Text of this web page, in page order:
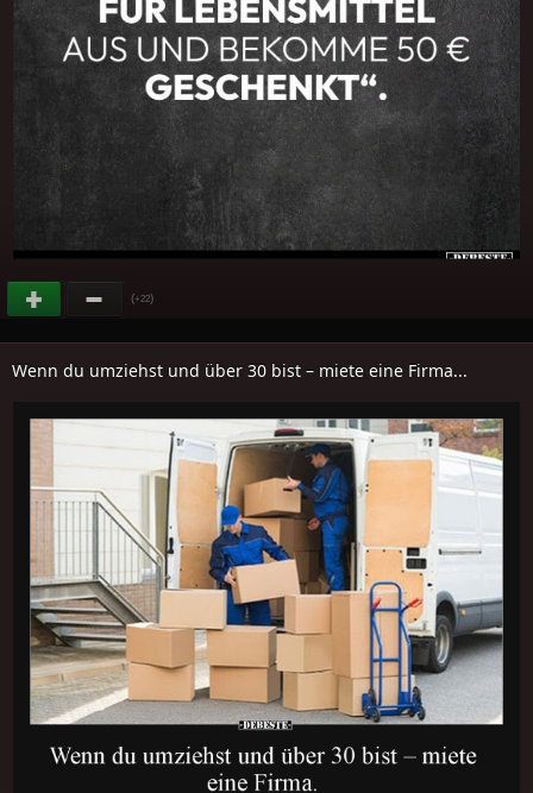
(+22)
Wenn du umziehst und über 30 bist – miete eine Firma...